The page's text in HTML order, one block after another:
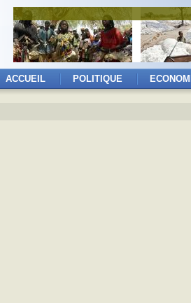
ACCUEIL POLITIQUE